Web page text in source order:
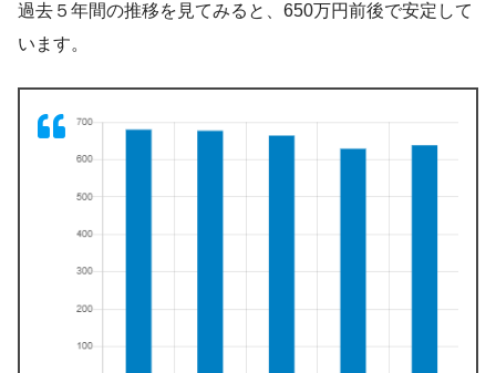
過去５年間の推移を見てみると、650万円前後で安定して
います。